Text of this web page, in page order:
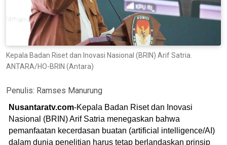
Kepala Badan Riset dan Inovasi Nasional (BRIN) Arif Satria.
ANTARA/HO-BRIN (Antara)
Penulis: Ramses Manurung
Nusantaratv.com-Kepala Badan Riset dan Inovasi
Nasional (BRIN) Arif Satria menegaskan bahwa
pemanfaatan kecerdasan buatan (artificial intelligence/AI)
dalam dunia penelitian harus tetap berlandaskan prinsip